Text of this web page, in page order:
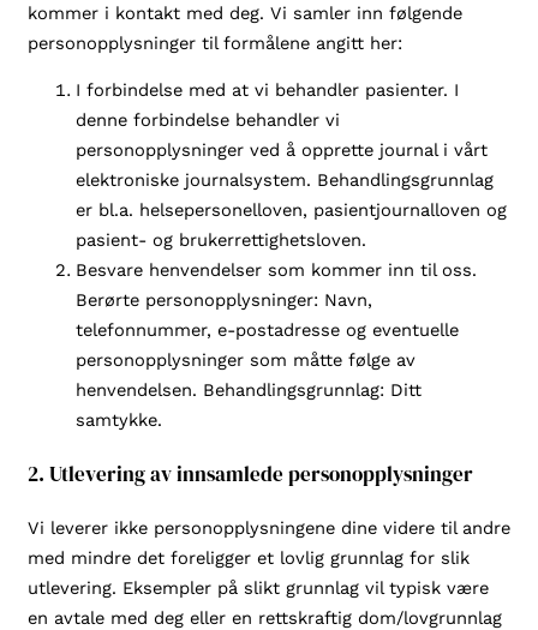
kommer i kontakt med deg. Vi samler inn følgende
personopplysninger til formålene angitt her:
I forbindelse med at vi behandler pasienter. I
denne forbindelse behandler vi
personopplysninger ved å opprette journal i vårt
elektroniske journalsystem. Behandlingsgrunnlag
er bl.a. helsepersonelloven, pasientjournalloven og
pasient- og brukerrettighetsloven.
Besvare henvendelser som kommer inn til oss.
Berørte personopplysninger: Navn,
telefonnummer, e-postadresse og eventuelle
personopplysninger som måtte følge av
henvendelsen. Behandlingsgrunnlag: Ditt
samtykke.
2. Utlevering av innsamlede personopplysninger
Vi leverer ikke personopplysningene dine videre til andre
med mindre det foreligger et lovlig grunnlag for slik
utlevering. Eksempler på slikt grunnlag vil typisk være
en avtale med deg eller en rettskraftig dom/lovgrunnlag